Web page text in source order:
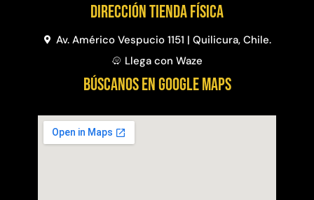
Dirección Tienda física
Av. Américo Vespucio 1151 | Quilicura, Chile.
Llega con Waze
BÚSCANOS EN GOOGLE MAPS